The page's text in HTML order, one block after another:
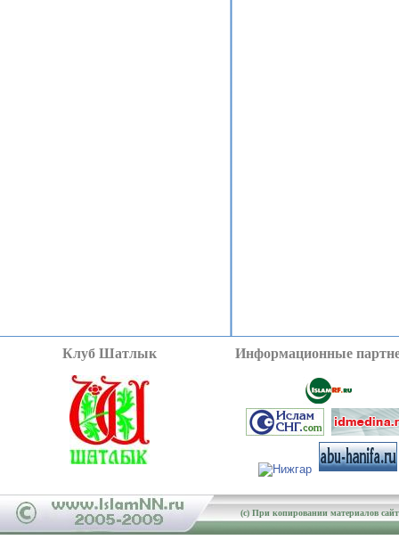
Клуб Шатлык Информационные
(c) При копировании материалов